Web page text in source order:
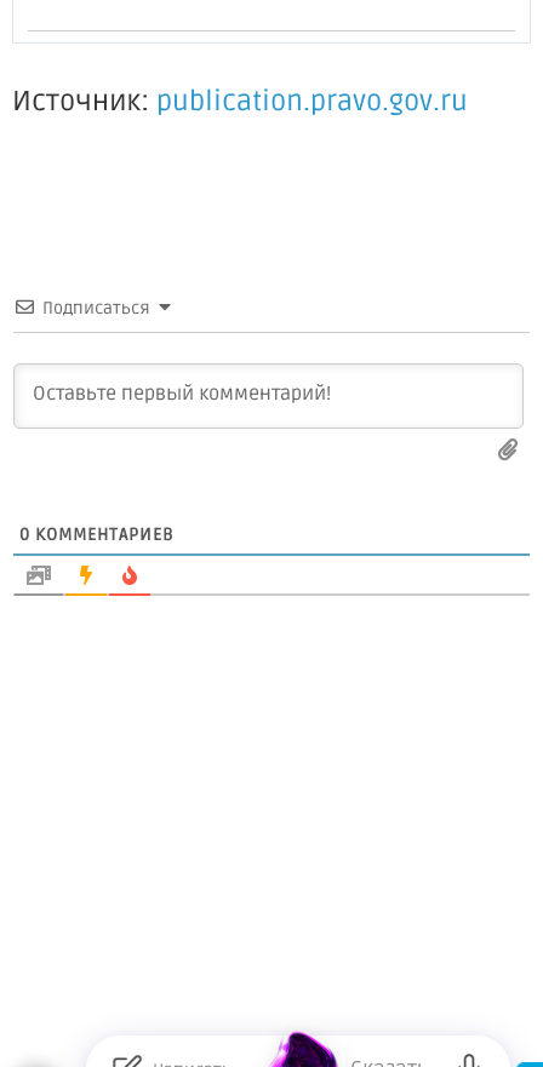
Источник: publication.pravo.gov.ru
Подписаться
0 КОММЕНТАРИЕВ